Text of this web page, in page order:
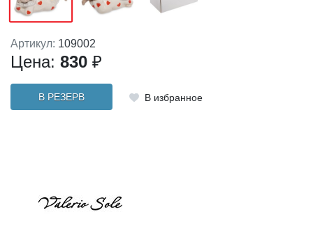
Артикул: 109002
Цена: 830 ₽
В РЕЗЕРВ В избранное